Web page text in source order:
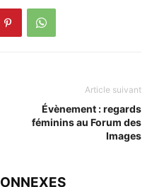
Article suivant
Évènement : regards
féminins au Forum des
Images